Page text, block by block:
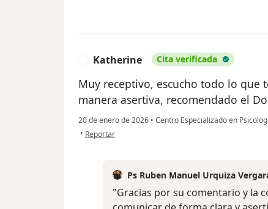
Katherine Cita verificada
Muy receptivo, escucho todo lo que
manera asertiva, recomendado el
20 de enero de 2026 • Centro Especializado en
• en opinión del usuario Katherine
Reportar
Ps Ruben Manuel Urquiza
"Gracias por su comentario y la